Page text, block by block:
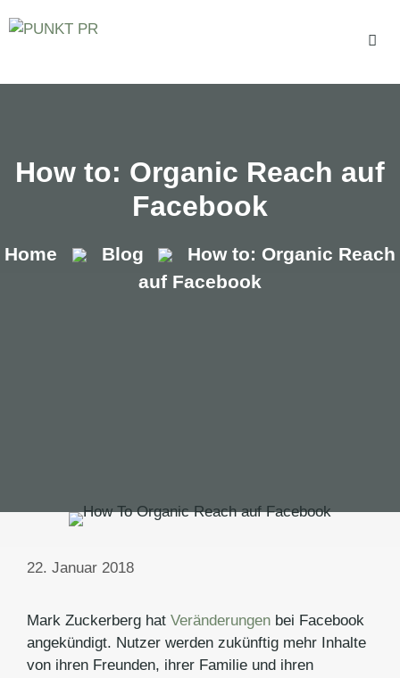
Inhalt
How to: Organic Reach auf
Facebook
Home Blog
How to: Organic Reach
auf Facebook
22. Januar 2018
Mark Zuckerberg hat Veränderungen bei Facebook
angekündigt. Nutzer werden zukünftig mehr Inhalte
von ihren Freunden, ihrer Familie und ihren